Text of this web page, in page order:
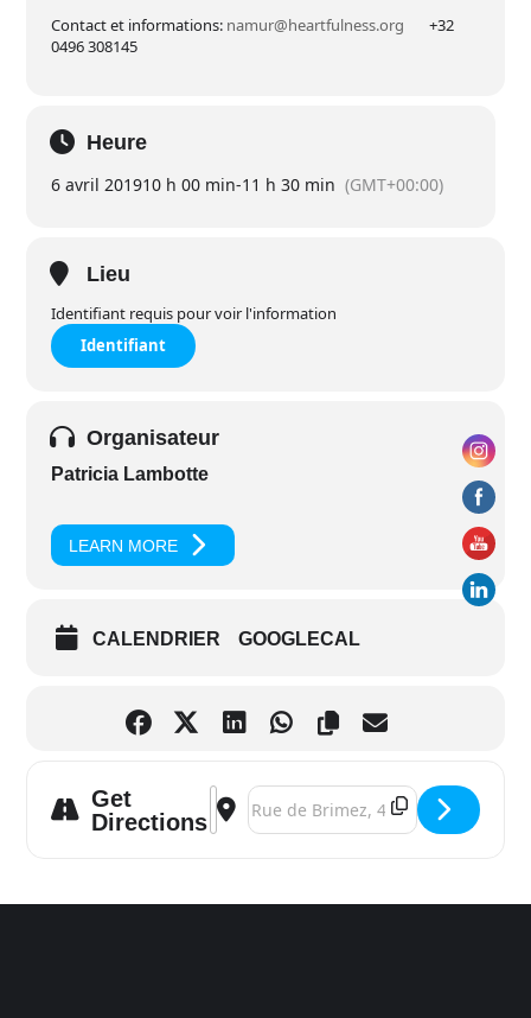
Contact et informations: namur@heartfulness.org +32
0496 308145
Heure
6 avril 201910 h 00 min-11 h 30 min (GMT+00:00)
Lieu
Identifiant requis pour voir l'information
Identifiant
Organisateur
Patricia Lambotte
LEARN MORE
CALENDRIER GOOGLECAL
Get
Directions
Address - Namur (BE) ••• Atelier
Destination Address - Namur (BE)